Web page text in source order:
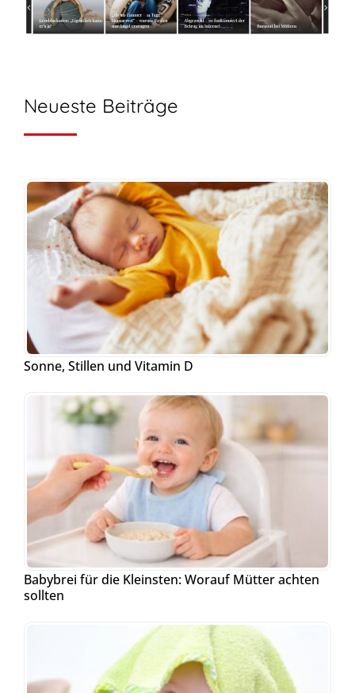
Neueste Beiträge
Sonne, Stillen und Vitamin D
Babybrei für die Kleinsten: Worauf Mütter achten
sollten